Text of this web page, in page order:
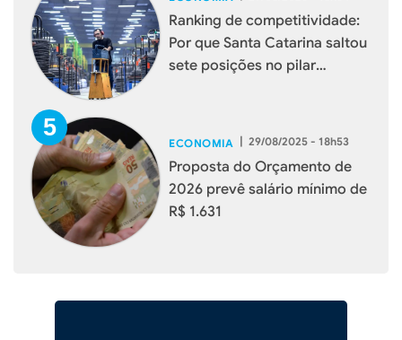
Ranking de competitividade:
Por que Santa Catarina saltou
sete posições no pilar
ECONOMIA | 29/08/2025 - 18h53
Proposta do Orçamento de
2026 prevê salário mínimo de
R$ 1.631